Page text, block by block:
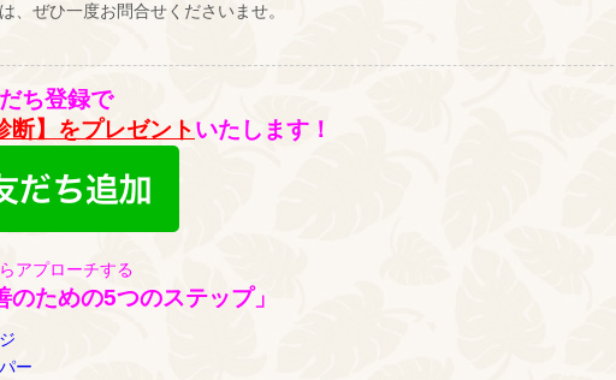
、ぜひ一度お問合せくださいませ。
ち登録で
断】をプレゼントいたします！
アプローチする
のための5つのステップ」
ー